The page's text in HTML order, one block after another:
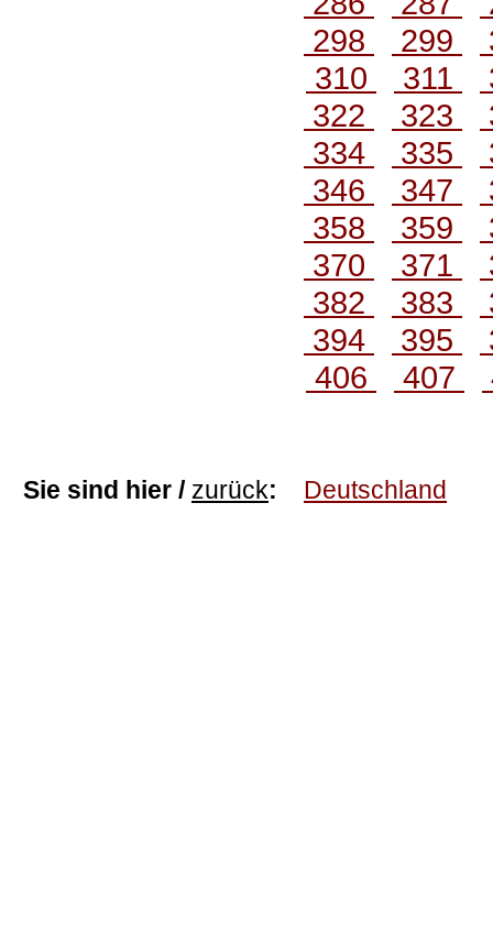
298
299
310
311
322
323
334
335
346
347
358
359
370
371
382
383
394
395
406
407
Sie sind hier / zurück: Deutschland